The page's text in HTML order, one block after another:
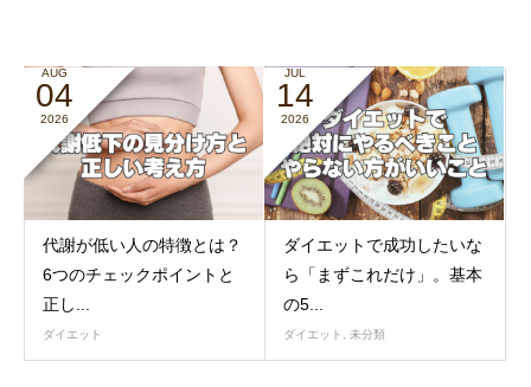
AUG
04
2026
代謝が低い人の特徴とは？
6つのチェックポイントと
正し...
ダイエット
JUL
14
2026
ダイエットで成功したいな
ら「まずこれだけ」。基本
の5...
ダイエット 未分類